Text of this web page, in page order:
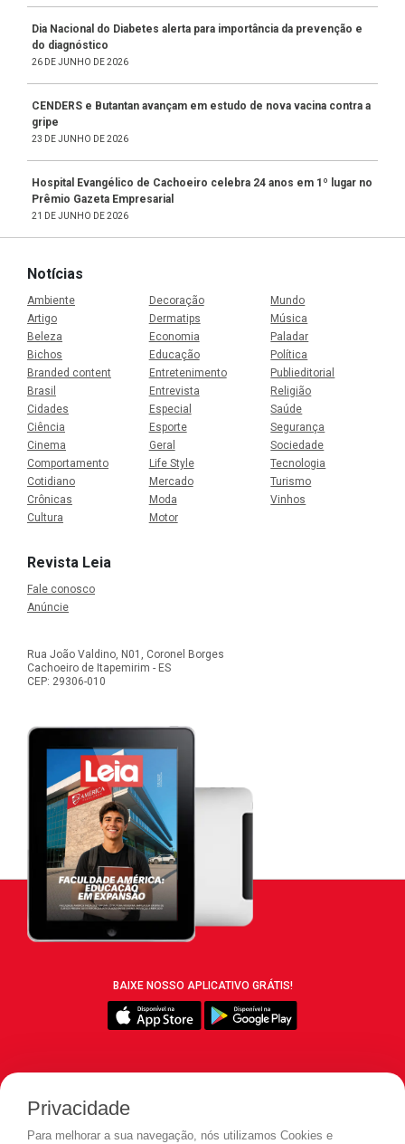
Dia Nacional do Diabetes alerta para importância da prevenção e
do diagnóstico
26 DE JUNHO DE 2026
CENDERS e Butantan avançam em estudo de nova vacina contra a
gripe
23 DE JUNHO DE 2026
Hospital Evangélico de Cachoeiro celebra 24 anos em 1º lugar no
Prêmio Gazeta Empresarial
21 DE JUNHO DE 2026
Notícias
Ambiente
Artigo
Beleza
Bichos
Branded content
Brasil
Cidades
Ciência
Cinema
Comportamento
Cotidiano
Crônicas
Cultura
Decoração
Dermatips
Economia
Educação
Entretenimento
Entrevista
Especial
Esporte
Geral
Life Style
Mercado
Moda
Motor
Mundo
Música
Paladar
Política
Publieditorial
Religião
Saúde
Segurança
Sociedade
Tecnologia
Turismo
Vinhos
Revista Leia
Fale conosco
Anúncie
Rua João Valdino, N01, Coronel Borges
Cachoeiro de Itapemirim - ES
CEP: 29306-010
BAIXE NOSSO APLICATIVO GRÁTIS!
Privacidade
Para melhorar a sua navegação, nós utilizamos Cookies e